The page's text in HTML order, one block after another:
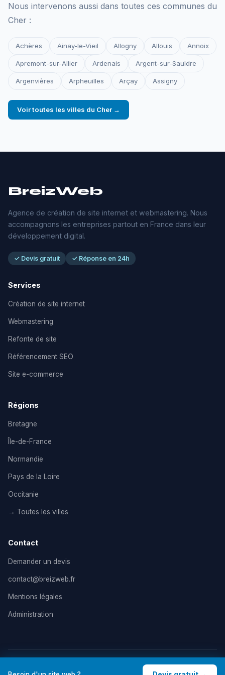
Nous intervenons aussi dans toutes ces communes du
Cher :
Achères Ainay-le-Vieil Allogny Allouis Annoix
Apremont-sur-Allier Ardenais Argent-sur-Sauldre
Argenvières Arpheuilles Arçay Assigny
Voir toutes les villes du Cher →
BreizWeb
Agence de création de site internet et webmastering. Nous
accompagnons les entreprises partout en France dans leur
développement digital.
✓ Devis gratuit ✓ Réponse en 24h
Services
Création de site internet
Webmastering
Refonte de site
Référencement SEO
Site e-commerce
Régions
Bretagne
Île-de-France
Normandie
Pays de la Loire
Occitanie
→ Toutes les villes
Contact
Demander un devis
contact@breizweb.fr
Mentions légales
Administration
© 2026 BreizWeb — Agence de création de site internet en